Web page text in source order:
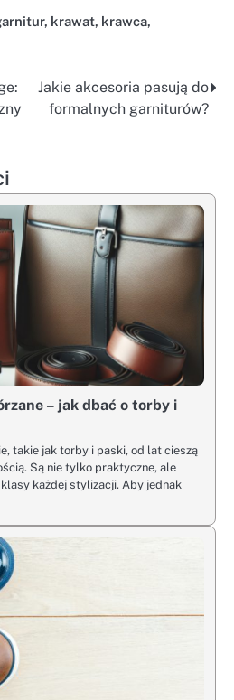
, krawat, krawca,
Jakie akcesoria pasują do
formalnych garniturów?
– jak dbać o torby i
takie jak torby i paski, od lat cieszą
Są nie tylko praktyczne, ale
każdej stylizacji. Aby jednak